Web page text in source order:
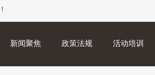
新闻聚焦 政策法规 活动培训